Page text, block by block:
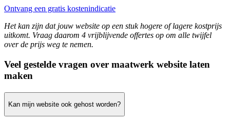
Ontvang een gratis kostenindicatie
Het kan zijn dat jouw website op een stuk hogere of lagere kostprijs
uitkomt. Vraag daarom 4 vrijblijvende offertes op om alle twijfel
over de prijs weg te nemen.
Veel gestelde vragen over maatwerk website laten
maken
Kan mijn website ook gehost worden?